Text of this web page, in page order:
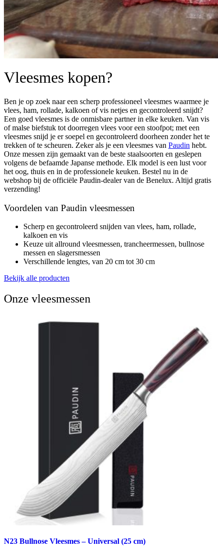
Vleesmes kopen?
Ben je op zoek naar een scherp professioneel vleesmes waarmee je
vlees, ham, rollade, kalkoen of vis netjes en gecontroleerd snijdt?
Een goed vleesmes is de onmisbare partner in elke keuken. Van vis
of malse biefstuk tot doorregen vlees voor een stoofpot; met een
vleesmes snijd je er soepel en gecontroleerd doorheen zonder het te
trekken of te scheuren. Zeker als je een vleesmes van Paudin hebt.
Onze messen zijn gemaakt van de beste staalsoorten en geslepen
volgens de befaamde Japanse methode. Elk model is een lust voor
het oog, thuis en in de professionele keuken. Bestel nu in de
webshop bij de officiële Paudin-dealer van de Benelux. Altijd gratis
verzending!
Voordelen van Paudin vleesmessen
Scherp en gecontroleerd snijden van vlees, ham, rollade,
kalkoen en vis
Keuze uit allround vleesmessen, trancheermessen, bullnose
messen en slagersmessen
Verschillende lengtes, van 20 cm tot 30 cm
Bekijk alle producten
Onze vleesmessen
N23 Bullnose Vleesmes – Universal (25 cm)